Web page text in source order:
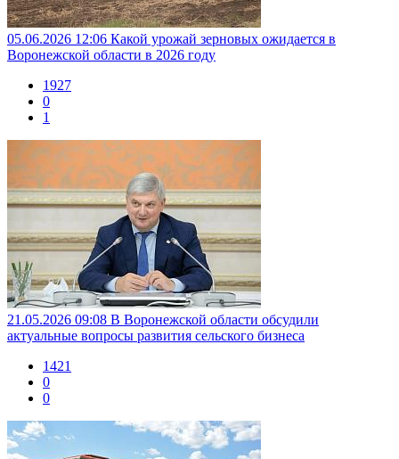
05.06.2026 12:06 Какой урожай зерновых ожидается в
Воронежской области в 2026 году
1927
0
1
21.05.2026 09:08 В Воронежской области обсудили
актуальные вопросы развития сельского бизнеса
1421
0
0